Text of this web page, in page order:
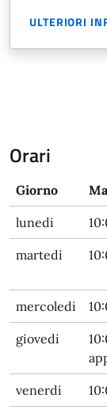
ULTERIORI
Orari
Giorno
lunedi
martedi
mercoledi
giovedi
venerdi